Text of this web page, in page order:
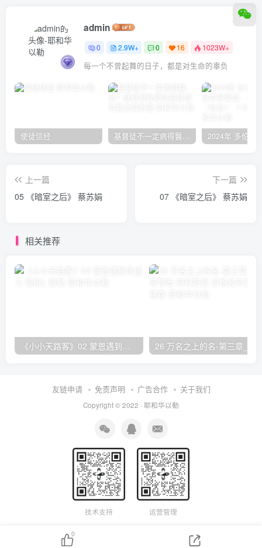
admin
0 2.9W+ 0 16 1023W+
每一个不曾起舞的日子，都是对生命的辜负
使徒信经 基督徒不一定病得醫治？寇紹恩牧師談基督徒的醫治與盼望
上一篇
05 《暗室之后》 蔡苏娟
下一篇
07 《暗室之后》 蔡苏娟
相关推荐
《小小天路客》02 蒙恩遇到传道人 海伦L·泰勒
友链申请 免责声明 广告合作 关于我们
Copyright © 2022 · 耶和华以勒
技术支持 运营管理
0